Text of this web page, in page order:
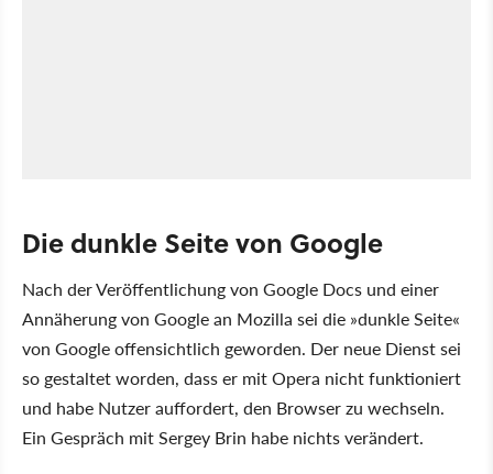
Die dunkle Seite von Google
Nach der Veröffentlichung von Google Docs und einer
Annäherung von Google an Mozilla sei die »dunkle Seite«
von Google offensichtlich geworden. Der neue Dienst sei
so gestaltet worden, dass er mit Opera nicht funktioniert
und habe Nutzer auffordert, den Browser zu wechseln.
Ein Gespräch mit Sergey Brin habe nichts verändert.